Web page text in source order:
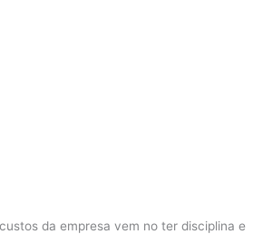
da empresa vem no ter disciplina e